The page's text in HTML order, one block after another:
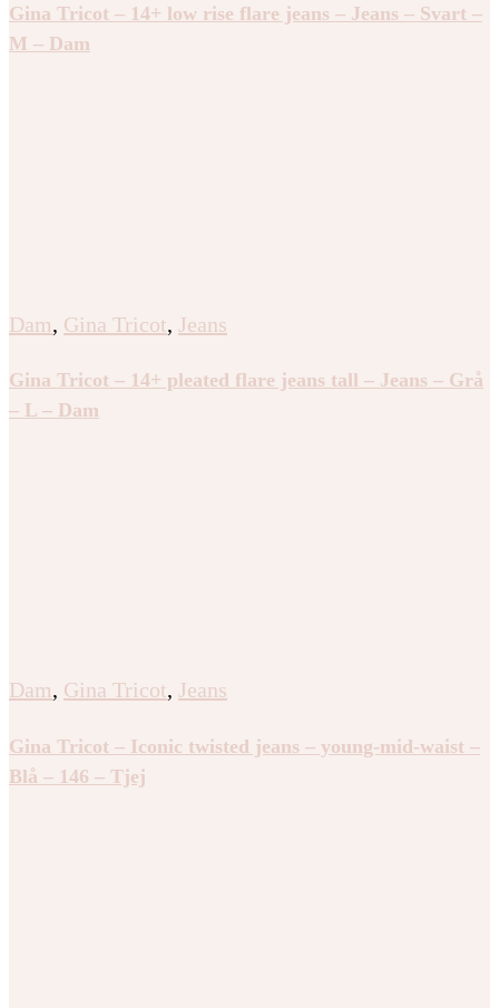
Gina Tricot – 14+ low rise flare jeans – Jeans – Svart –
M – Dam
Dam, Gina Tricot, Jeans
Gina Tricot – 14+ pleated flare jeans tall – Jeans – Grå
– L – Dam
Dam, Gina Tricot, Jeans
Gina Tricot – Iconic twisted jeans – young-mid-waist –
Blå – 146 – Tjej